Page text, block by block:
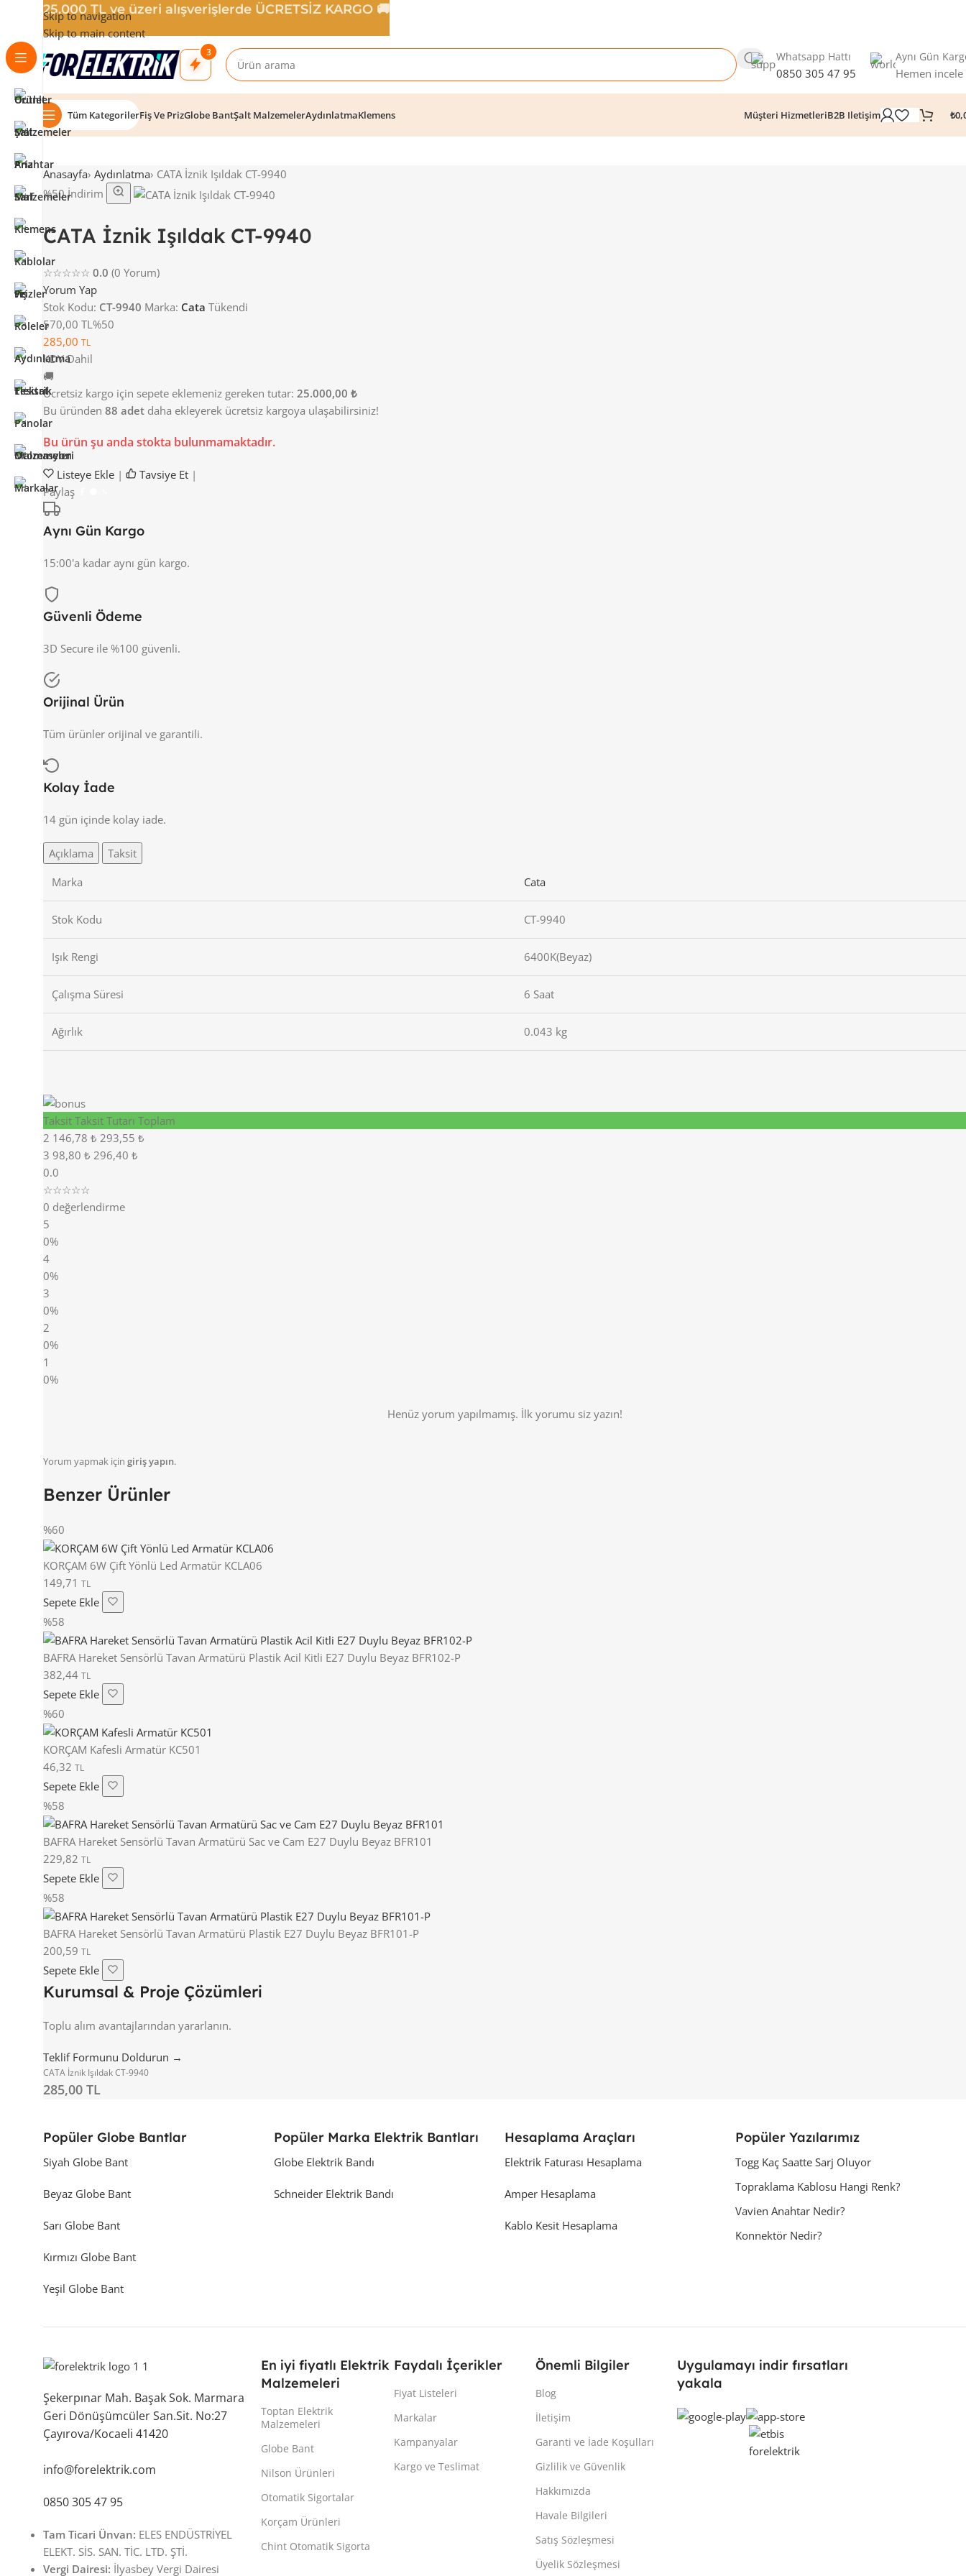
Skip to navigation
Skip to main content
3 Whatsapp Hattı
0850 305 47 95
Aynı Gün
Hemen incele
Tüm KategorilerFiş Ve PrizGlobe BantŞalt MalzemelerAydınlatmaKlemens Müşteri HizmetleriB2B Iletişim ₺
Anasayfa› Aydınlatma› CATA İznik Işıldak CT-9940
%50 İndirim
CATA İznik Işıldak CT-9940
☆☆☆☆☆ 0.0 (0 Yorum)
Yorum Yap
Stok Kodu: CT-9940 Marka: Cata Tükendi
570,00 TL%50
285,00 TL
KDV Dahil
🚚
Ücretsiz kargo için sepete eklemeniz gereken tutar: 25.000,00 ₺
Bu üründen 88 adet daha ekleyerek ücretsiz kargoya ulaşabilirsiniz!
Bu ürün şu anda stokta bulunmamaktadır.
Listeye Ekle | Tavsiye Et |
Paylaş
Aynı Gün Kargo
15:00'a kadar aynı gün kargo.
Güvenli Ödeme
3D Secure ile %100 güvenli.
Orijinal Ürün
Tüm ürünler orijinal ve garantili.
Kolay İade
14 gün içinde kolay iade.
Açıklama
Taksit
Marka
Cata
Stok Kodu CT-9940
Işık Rengi 6400K(Beyaz)
Çalışma Süresi 6 Saat
Ağırlık 0.043 kg
Taksit Taksit Tutarı Toplam
2 146,78 ₺ 293,55 ₺
3 98,80 ₺ 296,40 ₺
0.0
☆☆☆☆☆
0 değerlendirme
5
0%
4
0%
3
0%
2
0%
1
0%
Henüz yorum yapılmamış. İlk yorumu siz yazın!
Yorum yapmak için giriş yapın.
Benzer Ürünler
%60
KORÇAM 6W Çift Yönlü Led Armatür KCLA06
149,71 TL
Sepete Ekle
%58
BAFRA Hareket Sensörlü Tavan Armatürü Plastik Acil Kitli E27 Duylu Beyaz BFR102-P
382,44 TL
Sepete Ekle
%60
KORÇAM Kafesli Armatür KC501
46,32 TL
Sepete Ekle
%58
BAFRA Hareket Sensörlü Tavan Armatürü Sac ve Cam E27 Duylu Beyaz BFR101
229,82 TL
Sepete Ekle
%58
BAFRA Hareket Sensörlü Tavan Armatürü Plastik E27 Duylu Beyaz BFR101-P
200,59 TL
Sepete Ekle
Kurumsal & Proje Çözümleri
Toplu alım avantajlarından yararlanın.
Teklif Formunu Doldurun →
CATA İznik Işıldak CT-9940
285,00 TL
Popüler Globe Bantlar
Siyah Globe Bant
Beyaz Globe Bant
Sarı Globe Bant
Kırmızı Globe Bant
Yeşil Globe Bant
Popüler Marka Elektrik Bantları
Globe Elektrik Bandı
Schneider Elektrik Bandı
Hesaplama Araçları
Elektrik Faturası Hesaplama
Amper Hesaplama
Kablo Kesit Hesaplama
Popüler Yazılarımız
Togg Kaç Saatte Sarj Oluyor
Topraklama Kablosu Hangi Renk?
Vavien Anahtar Nedir?
Konnektör Nedir?
Şekerpınar Mah. Başak Sok. Marmara
Geri Dönüşümcüler San.Sit. No:27
Çayırova/Kocaeli 41420
info@forelektrik.com
0850 305 47 95
Tam Ticari Ünvan: ELES ENDÜSTRİYEL
ELEKT. SİS. SAN. TİC. LTD. ŞTİ.
Vergi Dairesi: İlyasbey Vergi Dairesi
En iyi fiyatlı Elektrik
Malzemeleri
Toptan Elektrik
Malzemeleri
Globe Bant
Nilson Ürünleri
Otomatik Sigortalar
Korçam Ürünleri
Chint Otomatik Sigorta
Faydalı İçerikler
Fiyat Listeleri
Markalar
Kampanyalar
Kargo ve Teslimat
Önemli Bilgiler
Blog
İletişim
Garanti ve İade Koşulları
Gizlilik ve Güvenlik
Hakkımızda
Havale Bilgileri
Satış Sözleşmesi
Üyelik Sözleşmesi
Uygulamayı indir fırsatları
yakala
25.000 TL ve üzeri alışverişlerde ÜCRETSİZ KARGO 🚚